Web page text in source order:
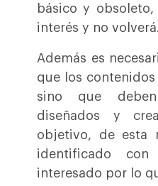
básico y
interés y no volverá.
Además es
que los
sino que
diseñados y
objetivo, de esta
identificado
interesado por lo